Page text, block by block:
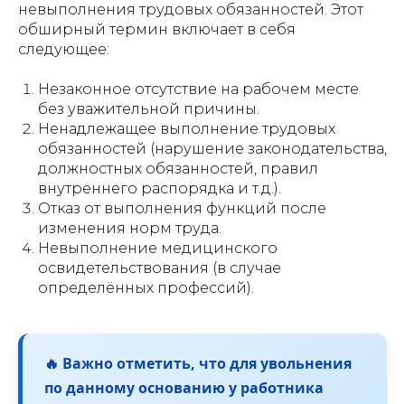
невыполнения трудовых обязанностей. Этот
обширный термин включает в себя
следующее:
Незаконное отсутствие на рабочем месте
без уважительной причины.
Ненадлежащее выполнение трудовых
обязанностей (нарушение законодательства,
должностных обязанностей, правил
внутреннего распорядка и т.д.).
Отказ от выполнения функций после
изменения норм труда.
Невыполнение медицинского
освидетельствования (в случае
определённых профессий).
🔥 Важно отметить, что для увольнения
по данному основанию у работника